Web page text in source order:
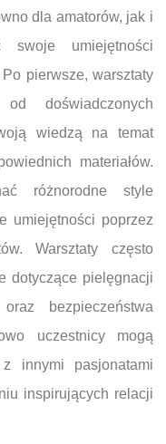
dla amatorów, jak i
swoje umiejętności
pierwsze, warsztaty
doświadczonych
wiedzą na temat
materiałów.
różnorodne style
umiejętności poprzez
Warsztaty często
dotyczące pielęgnacji
bezpieczeństwa
uczestnicy mogą
innymi pasjonatami
inspirujących relacji